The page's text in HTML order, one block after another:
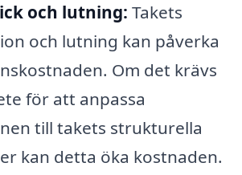
och lutning: Takets
och lutning kan påverka
Om det krävs
för att anpassa
till takets strukturella
kan detta öka kostnaden.